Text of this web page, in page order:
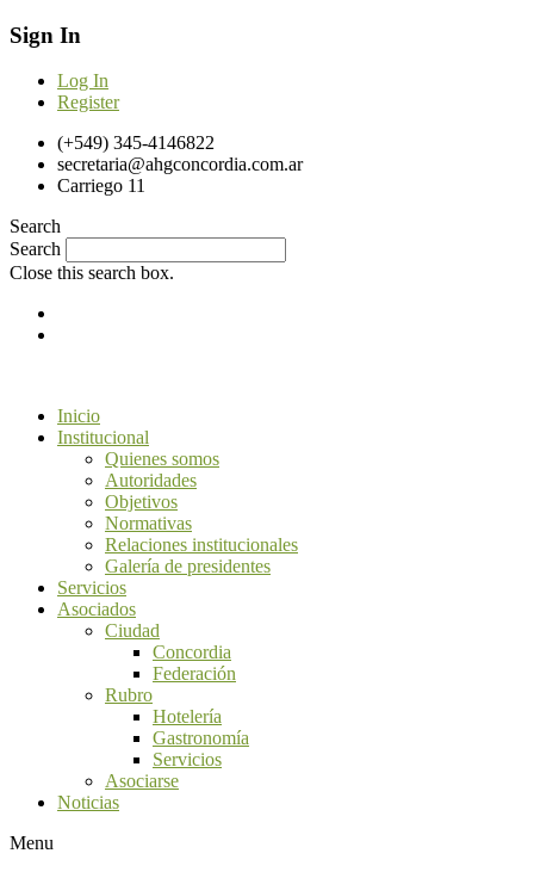
Sign In
Log In
Register
(+549) 345-4146822
secretaria@ahgconcordia.com.ar
Carriego 11
Search
Search
Close this search box.
Inicio
Institucional
Quienes somos
Autoridades
Objetivos
Normativas
Relaciones institucionales
Galería de presidentes
Servicios
Asociados
Ciudad
Concordia
Federación
Rubro
Hotelería
Gastronomía
Servicios
Asociarse
Noticias
Menu